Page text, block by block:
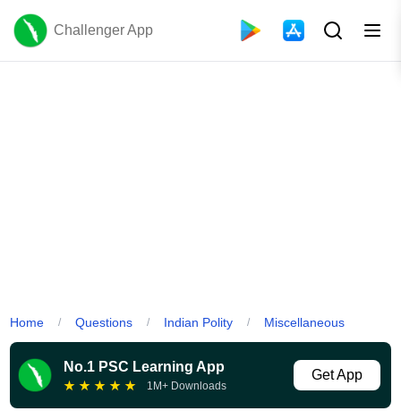
Challenger App
Home / Questions / Indian Polity / Miscellaneous
No.1 PSC Learning App
★ ★ ★ ★ ★ 1M+ Downloads
Get App